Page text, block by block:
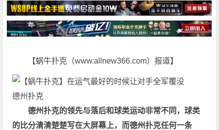
【蜗牛扑克（www.allnew366.com）报道】
德州扑克
德州扑克的领先与落后和球类运动非常不同，球类
的比分清清楚楚写在大屏幕上，而德州扑克任何一条